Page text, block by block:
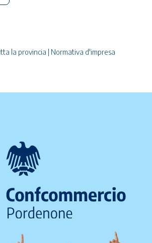
la provincia | Normativa d'impresa